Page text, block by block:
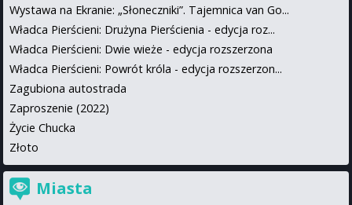
Wystawa na Ekranie: „Słoneczniki”. Tajemnica van Go...
Władca Pierścieni: Drużyna Pierścienia - edycja roz...
Władca Pierścieni: Dwie wieże - edycja rozszerzona
Władca Pierścieni: Powrót króla - edycja rozszerzon...
Zagubiona autostrada
Zaproszenie (2022)
Życie Chucka
Złoto
Miasta